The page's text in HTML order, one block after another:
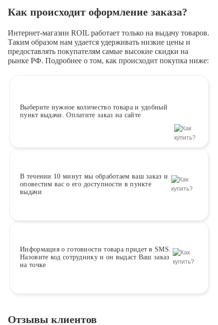
Как происходит оформление заказа?
Интернет-магазин ROIL работает только на выдачу товаров.
Таким образом нам удается удерживать низкие цены и
предоставлять покупателям самые высокие скидки на
рынке РФ. Подробнее о том, как происходит покупка ниже:
Выберите нужное количество товара и удобный
пункт выдачи. Оплатите заказ на сайте
В течении 10 минут мы обработаем ваш заказ и
оповестим вас о его доступности в пункте
выдачи
Информация о готовности товара придет в SMS.
Назовите код сотруднику и он выдаст Ваш заказ
на точке
Отзывы клиентов